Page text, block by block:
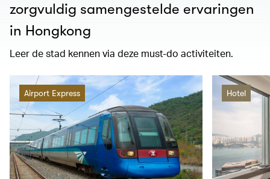
zorgvuldig samengestelde ervaringen
in Hongkong
Leer de stad kennen via deze must-do activiteiten.
Airport Express Hotel